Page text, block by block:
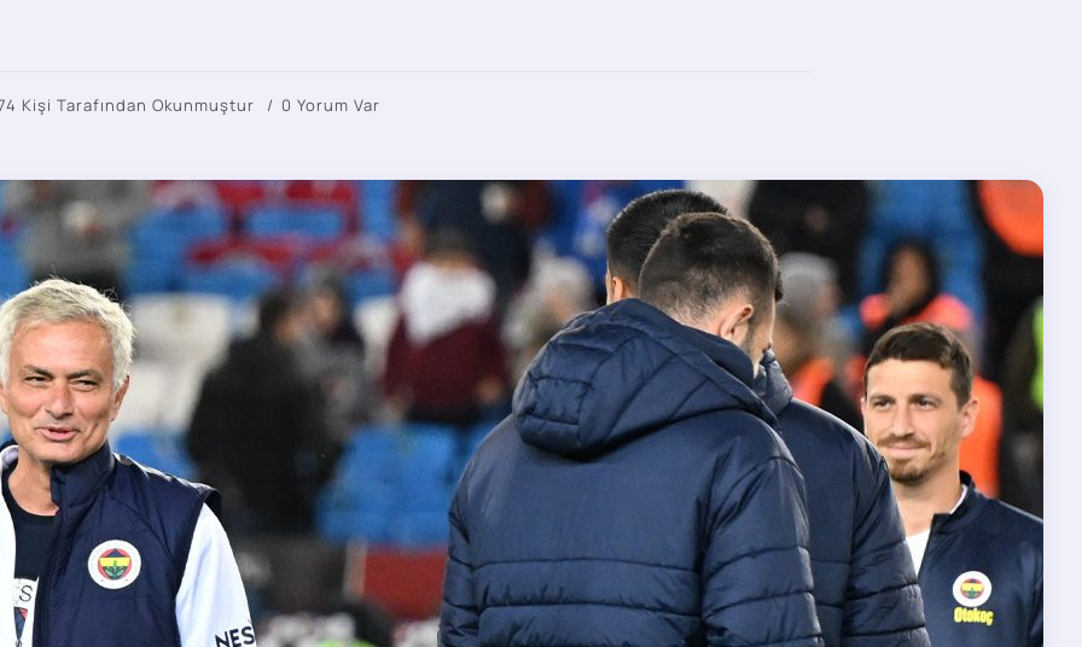
Kişi Tarafından Okunmuştur 0 Yorum Var